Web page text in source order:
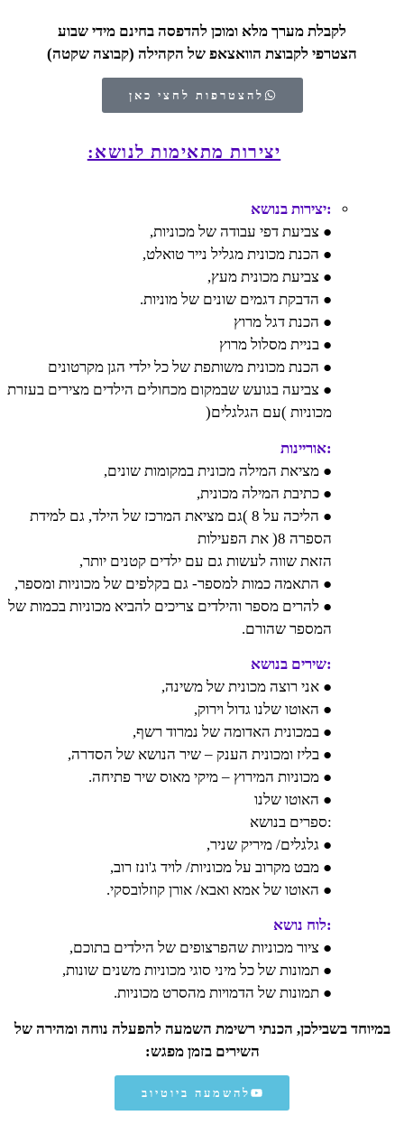
לקבלת מערך מלא ומוכן להדפסה בחינם מידי שבוע
הצטרפי לקבוצת הוואצאפ של הקהילה (קבוצה שקטה)
להצטרפות לחצי כאן
יצירות מתאימות לנושא:
:יצירות בנושא
● צביעת דפי עבודה של מכוניות,
● הכנת מכונית מגליל נייר טואלט,
● צביעת מכונית מעץ,
● הדבקת דגמים שונים של מוניות.
● הכנת דגל מרוץ
● בניית מסלול מרוץ
● הכנת מכונית משותפת של כל ילדי הגן מקרטונים
● צביעה בגועש שבמקום מכחולים הילדים מצירים בעזרת
מכוניות )עם הגלגלים(
:אוריינות
● מציאת המילה מכונית במקומות שונים,
● כתיבת המילה מכונית,
● הליכה על 8 )גם מציאת המרכז של הילד, גם למידת
הספרה 8( את הפעילות
הזאת שווה לעשות גם עם ילדים קטנים יותר,
● התאמה כמות למספר- גם בקלפים של מכוניות ומספר,
● להרים מספר והילדים צריכים להביא מכוניות בכמות של
המספר שהורם.
:שירים בנושא
● אני רוצה מכונית של משינה,
● האוטו שלנו גדול וירוק,
● במכונית האדומה של נמרוד רשף,
● בליז ומכונית הענק – שיר הנושא של הסדרה,
● מכוניות המירוץ – מיקי מאוס שיר פתיחה.
● האוטו שלנו
:ספרים בנושא
● גלגלים/ מיריק שניר,
● מבט מקרוב על מכוניות/ לויד ג'ונז רוב,
● האוטו של אמא ואבא/ אורן קוזלובסקי.
:לוח נושא
● ציור מכוניות שהפרצופים של הילדים בתוכם,
● תמונות של כל מיני סוגי מכוניות משנים שונות,
● תמונות של הדמויות מהסרט מכוניות.
במיוחד בשבילכן, הכנתי רשימת השמעה להפעלה נוחה ומהירה של
השירים בזמן מפגש:
להשמעה ביוטיוב